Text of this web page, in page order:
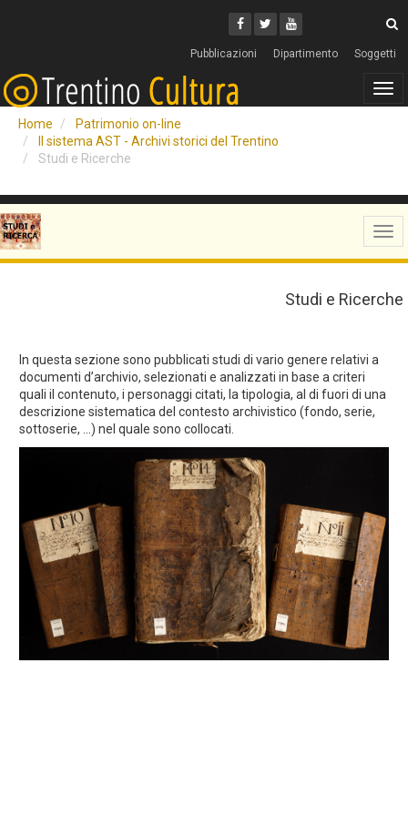
Facebook
Twitter
Youtube
Pubblicazioni Dipartimento Soggetti
Home
Patrimonio on-line
Il sistema AST - Archivi storici del Trentino
Studi e Ricerche
Studi e Ricerche
In questa sezione sono pubblicati studi di vario genere relativi a
documenti d’archivio, selezionati e analizzati in base a criteri
quali il contenuto, i personaggi citati, la tipologia, al di fuori di una
descrizione sistematica del contesto archivistico (fondo, serie,
sottoserie, ...) nel quale sono collocati.